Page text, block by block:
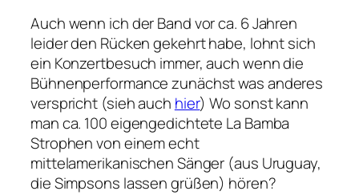
Auch wenn ich der Band vor ca. 6 Jahren
leider den Rücken gekehrt habe, lohnt sich
ein Konzertbesuch immer, auch wenn die
Bühnenperformance zunächst was anderes
verspricht (sieh auch hier) Wo sonst kann
man ca. 100 eigengedichtete La Bamba
Strophen von einem echt
mittelamerikanischen Sänger (aus Uruguay,
die Simpsons lassen grüßen) hören?